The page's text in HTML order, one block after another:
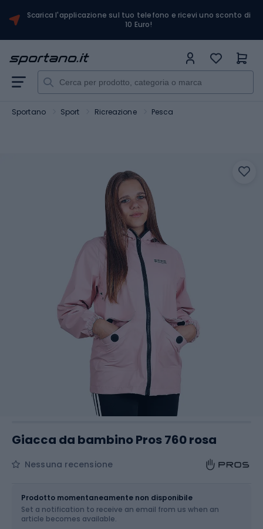
Scarica l'applicazione sul tuo telefono e ricevi uno sconto di
10 Euro!
Sportano Sport Ricreazione Pesca
Giacca da bambino Pros 760 rosa
Nessuna recensione
Scegli un'opzione...
Prodotto momentaneamente non disponibile
Set a notification to receive an email from us when an
article becomes available.